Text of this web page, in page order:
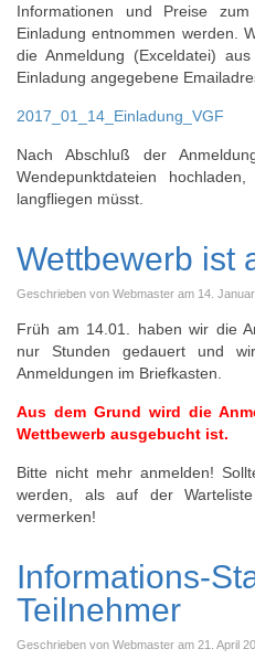
Informationen und Preise
Einladung entnommen werden.
die Anmeldung (Exceldatei)
Einladung angegebene
2017_01_14_Einladung_VGF
Nach Abschluß der
Wendepunktdateien
langfliegen müsst.
Wettbewerb ist
Geschrieben von Webmaster am 14.
Früh am 14.01. haben wir die
nur Stunden gedauert und
Anmeldungen im Briefkasten.
Aus dem Grund wird die
Wettbewerb ausgebucht ist.
Bitte nicht mehr anmelden!
werden, als auf der
vermerken!
Informations-
Teilnehmer
Geschrieben von Webmaster am 21. April